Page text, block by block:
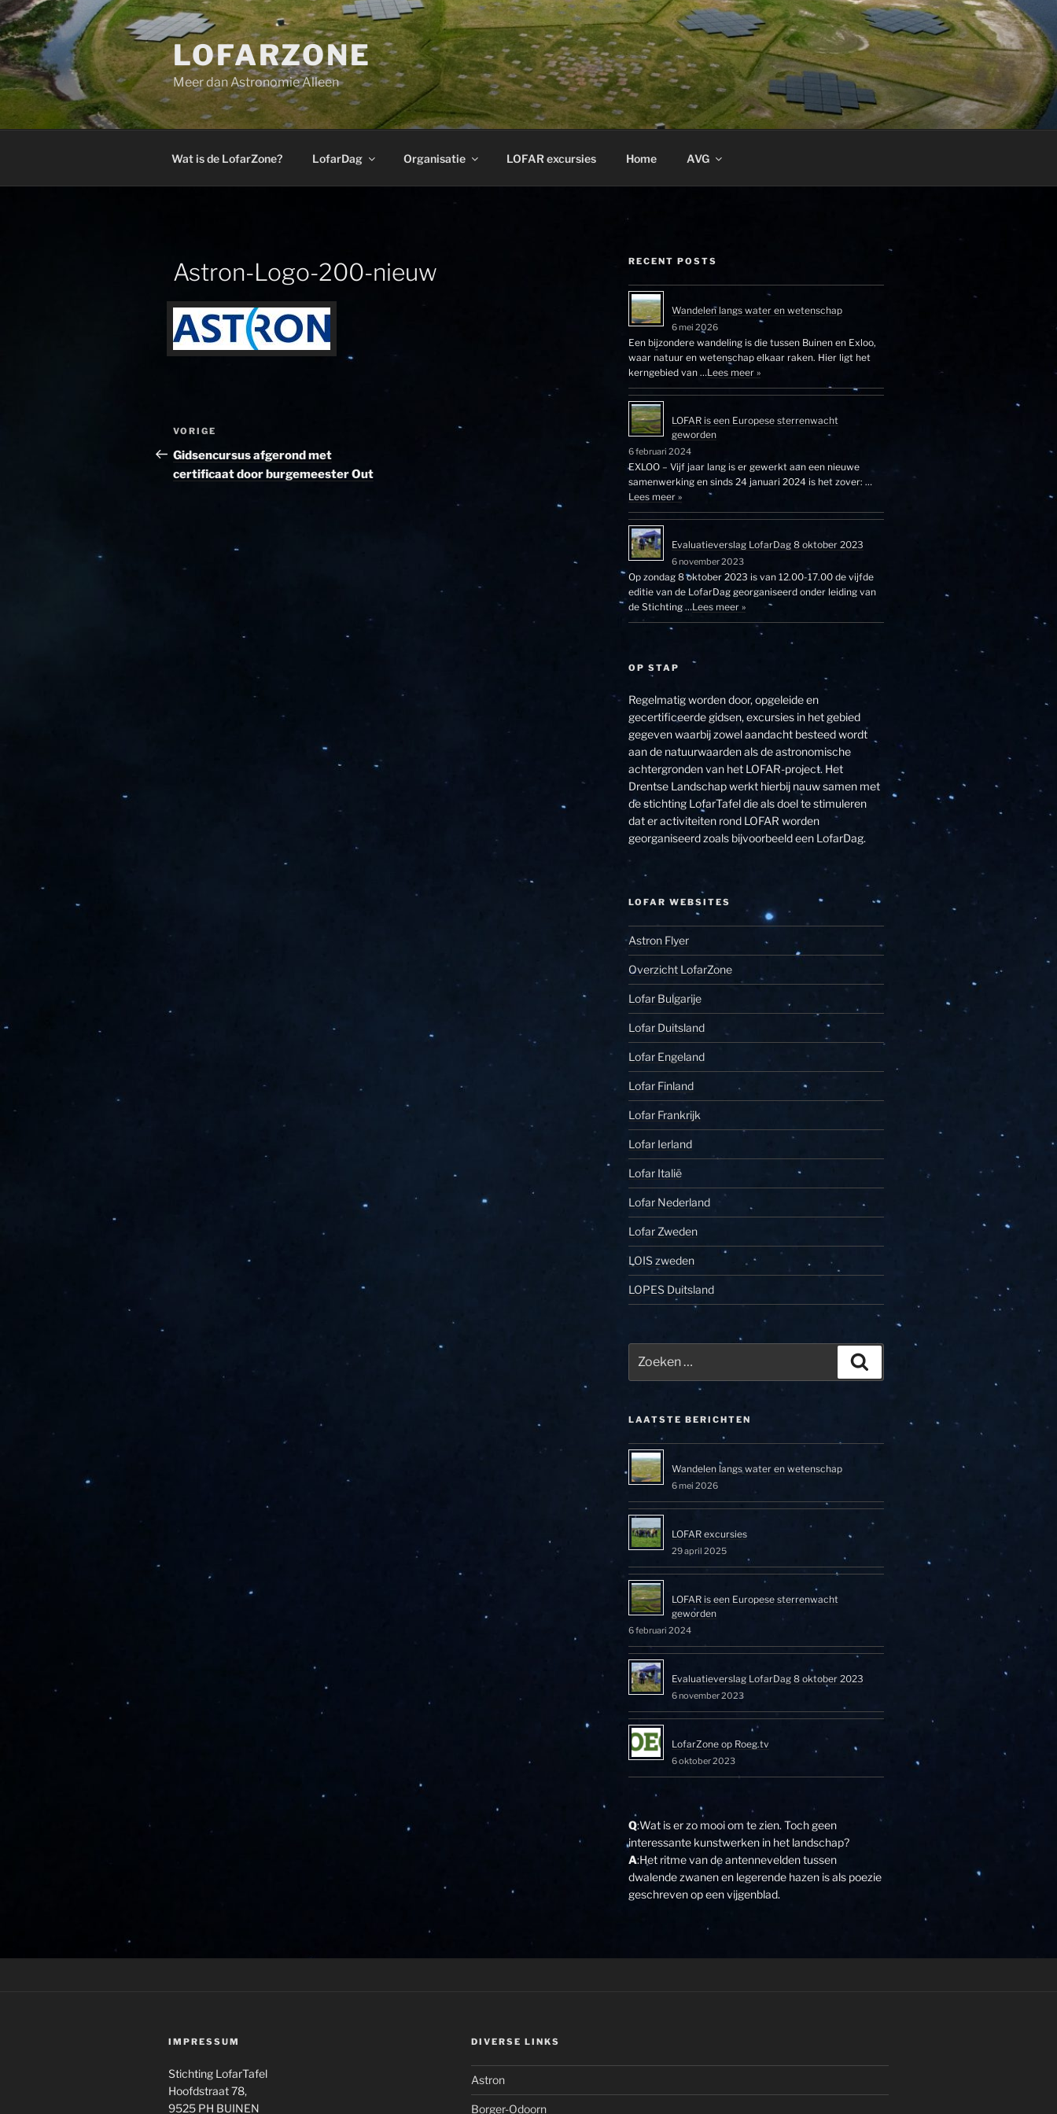
Ga
naar
de
inhoud
LOFARZONE
Meer dan Astronomie Alleen
Wat is de LofarZone? LofarDag Organisatie LOFAR excursies Home AVG
Astron-Logo-200-nieuw
Bericht
navigatie
Vorig
bericht
VORIGE
Gidsencursus afgerond met
certificaat door burgemeester Out
RECENT POSTS
Wandelen langs water en wetenschap
6 mei 2026
Een bijzondere wandeling is die tussen Buinen en Exloo,
waar natuur en wetenschap elkaar raken. Hier ligt het
kerngebied van …Lees meer »
LOFAR is een Europese sterrenwacht
geworden
6 februari 2024
EXLOO – Vijf jaar lang is er gewerkt aan een nieuwe
samenwerking en sinds 24 januari 2024 is het zover: …
Lees meer »
Evaluatieverslag LofarDag 8 oktober 2023
6 november 2023
Op zondag 8 oktober 2023 is van 12.00-17.00 de vijfde
editie van de LofarDag georganiseerd onder leiding van
de Stichting …Lees meer »
OP STAP
Regelmatig worden door, opgeleide en
gecertificeerde gidsen, excursies in het gebied
gegeven waarbij zowel aandacht besteed wordt
aan de natuurwaarden als de astronomische
achtergronden van het LOFAR-project. Het
Drentse Landschap werkt hierbij nauw samen met
de stichting LofarTafel die als doel te stimuleren
dat er activiteiten rond LOFAR worden
georganiseerd zoals bijvoorbeeld een LofarDag.
LOFAR WEBSITES
Astron Flyer
Overzicht LofarZone
Lofar Bulgarije
Lofar Duitsland
Lofar Engeland
Lofar Finland
Lofar Frankrijk
Lofar Ierland
Lofar Italië
Lofar Nederland
Lofar Zweden
LOIS zweden
LOPES Duitsland
naar:
LAATSTE BERICHTEN
Wandelen langs water en wetenschap
6 mei 2026
LOFAR excursies
29 april 2025
LOFAR is een Europese sterrenwacht
geworden
6 februari 2024
Evaluatieverslag LofarDag 8 oktober 2023
6 november 2023
LofarZone op Roeg.tv
6 oktober 2023
Q:Wat is er zo mooi om te zien. Toch geen
interessante kunstwerken in het landschap?
A:Het ritme van de antennevelden tussen
dwalende zwanen en legerende hazen is als poezie
geschreven op een vijgenblad.
IMPRESSUM
Stichting LofarTafel
Hoofdstraat 78,
9525 PH BUINEN
DIVERSE LINKS
Astron
Borger-Odoorn